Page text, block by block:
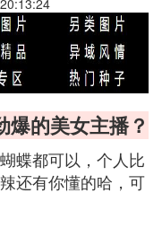
的美女主播？
蝶都可以，个人比
还有你懂的哈，可